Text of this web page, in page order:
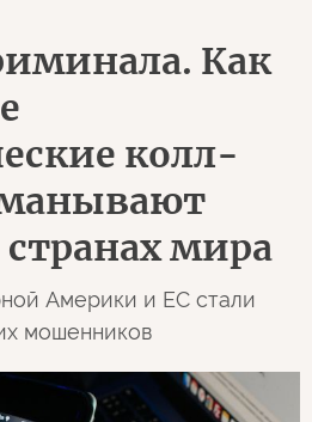
Как
колл-
мира
Америки и ЕС стали
мошенников